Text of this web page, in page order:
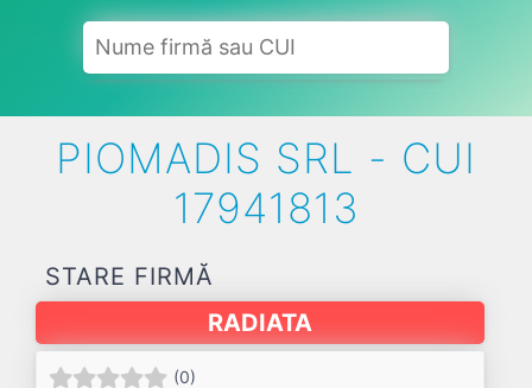
PIOMADIS SRL - CUI
17941813
STARE FIRMĂ
RADIATA
(0)